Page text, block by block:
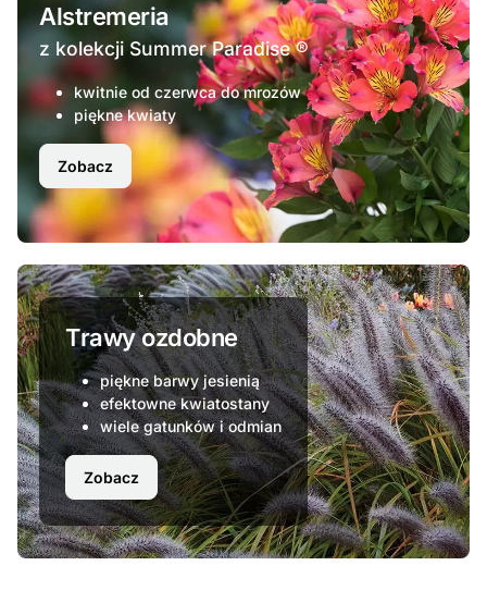
Alstremeria
z kolekcji Summer Paradise ®
kwitnie od czerwca do mrozów
piękne kwiaty
Zobacz
Trawy ozdobne
piękne barwy jesienią
efektowne kwiatostany
wiele gatunków i odmian
Zobacz